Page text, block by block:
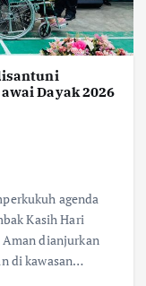
Dayak 2026
agenda
Kasih Hari
Aman dianjurkan
di kawasan…